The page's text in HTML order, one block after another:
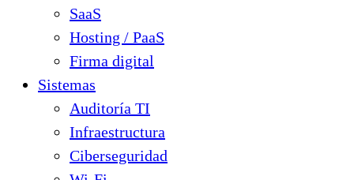
SaaS
Hosting / PaaS
Firma digital
Sistemas
Auditoría TI
Infraestructura
Ciberseguridad